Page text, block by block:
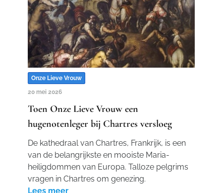
Onze Lieve Vrouw
20 mei 2026
Toen Onze Lieve Vrouw een
hugenotenleger bij Chartres versloeg
De kathedraal van Chartres, Frankrijk, is een
van de belangrijkste en mooiste Maria-
heiligdommen van Europa. Talloze pelgrims
vragen in Chartres om genezing.
Lees meer